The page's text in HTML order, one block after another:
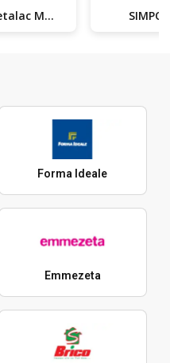
Metalac Market SIMPO
Forma Ideale
Emmezeta